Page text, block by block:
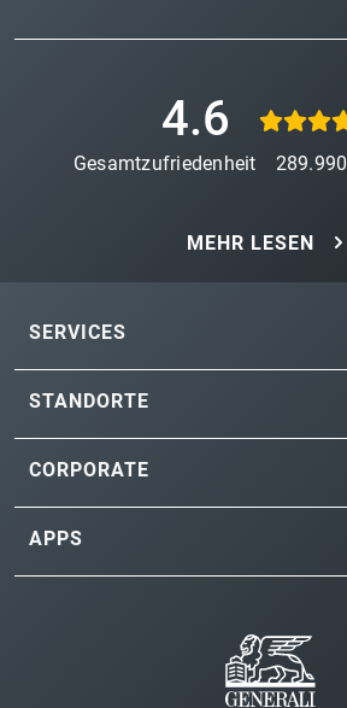
4.6
Gesamtzufriedenheit 289.990
MEHR LESEN
SERVICES
STANDORTE
CORPORATE
APPS